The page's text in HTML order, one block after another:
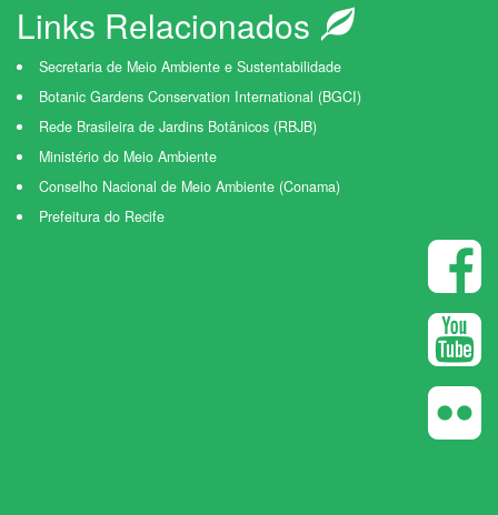
Links Relacionados
Secretaria de Meio Ambiente e Sustentabilidade
Botanic Gardens Conservation International (BGCI)
Rede Brasileira de Jardins Botânicos (RBJB)
Ministério do Meio Ambiente
Conselho Nacional de Meio Ambiente (Conama)
Prefeitura do Recife